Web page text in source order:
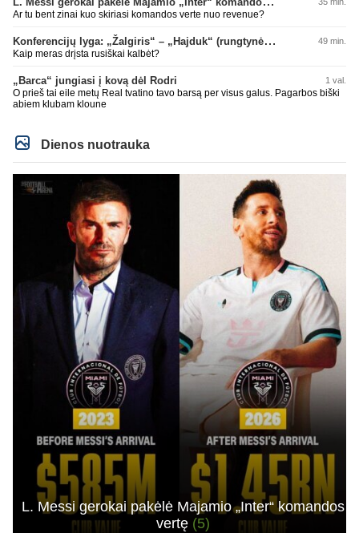
Ar tu bent zinai kuo skiriasi komandos verte nuo revenue?
Konferencijų lyga: „Žalgiris“ – „Hajduk“ (rungtynės tiesiogiai) 49 min.
Kaip meras drįsta rusiškai kalbėt?
„Barca“ jungiasi į kovą dėl Rodri 1 val.
O prieš tai eile metų Real tvatino tavo barsą per visus galus. Pagarbos biški
abiem klubam kloune
Dienos nuotrauka
L. Messi gerokai pakėlė Majamio „Inter“ komandos
vertę (5)